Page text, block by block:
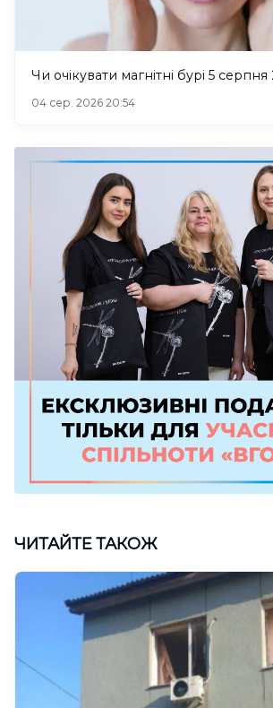
Чи очікувати магнітні бурі 5
04 сер. 2026 20:54
ЧИТАЙТЕ ТАКОЖ